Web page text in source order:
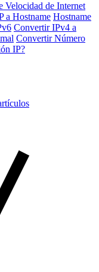
Velocidad de Internet
a Hostname Hostname
Convertir IPv4 a
Convertir Número
IP?